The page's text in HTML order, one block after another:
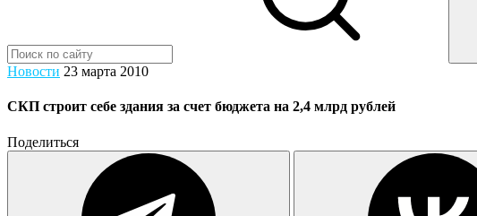
Новости 23 марта 2010
СКП строит себе здания за счет бюджета на 2,4 млрд рублей
Поделиться